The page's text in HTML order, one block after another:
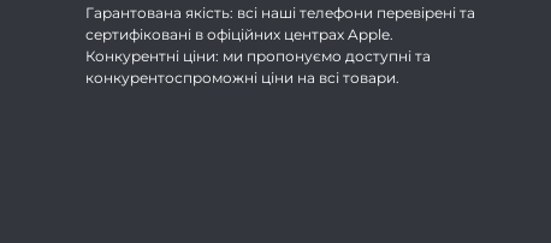
Гарантована якість: всі наші телефони перевірені та
сертифіковані в офіційних центрах Apple.
Конкурентні ціни: ми пропонуємо доступні та
конкурентоспроможні ціни на всі товари.